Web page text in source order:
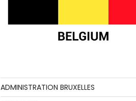
ADMINISTRATION BRUXELLES